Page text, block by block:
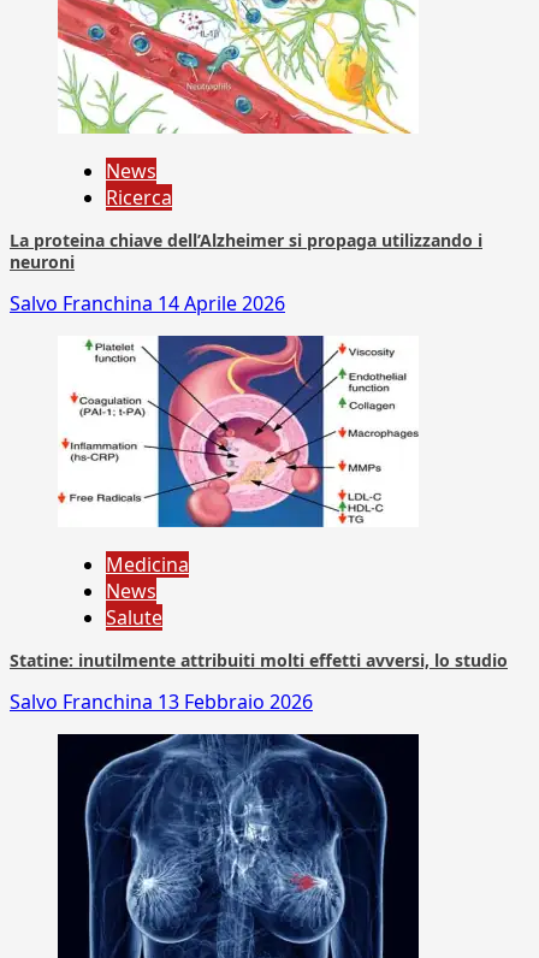
News
Ricerca
La proteina chiave dell’Alzheimer si propaga utilizzando i
neuroni
Salvo Franchina 14 Aprile 2026
Medicina
News
Salute
Statine: inutilmente attribuiti molti effetti avversi, lo studio
Salvo Franchina 13 Febbraio 2026